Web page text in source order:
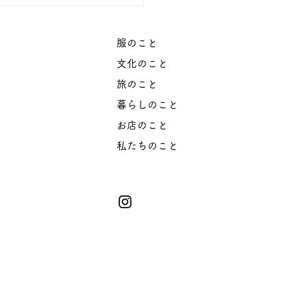
服のこと
文化のこと
旅のこと
暮らしのこと
お店のこと
​私たちのこと